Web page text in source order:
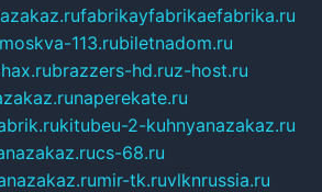
fabrikayfabrikaefabrika.ru
113.rubiletnadom.ru
brazzers-hd.ruz-host.ru
naperekate.ru
kitubeu-2-kuhnyanazakaz.ru
cs-68.ru
mir-tk.ruvlknrussia.ru